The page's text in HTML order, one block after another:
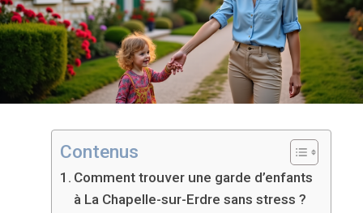
Contenus
Comment trouver une garde d’enfants
à La Chapelle-sur-Erdre sans stress ?